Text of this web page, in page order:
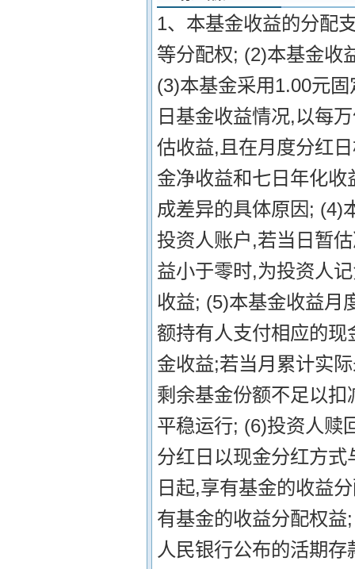
1、本基金收益的分配
等分配权; (2)本基金收
(3)本基金采用1.00元
日基金收益情况,以每
估收益,且在月度分红
金净收益和七日年化
成差异的具体原因; (4)
投资人账户,若当日暂
益小于零时,为投资人
收益; (5)本基金收益月
额持有人支付相应的
金收益;若当月累计实
剩余基金份额不足以
平稳运行; (6)投资人赎
分红日以现金分红方
日起,享有基金的收益
有基金的收益分配权
人民银行公布的活期